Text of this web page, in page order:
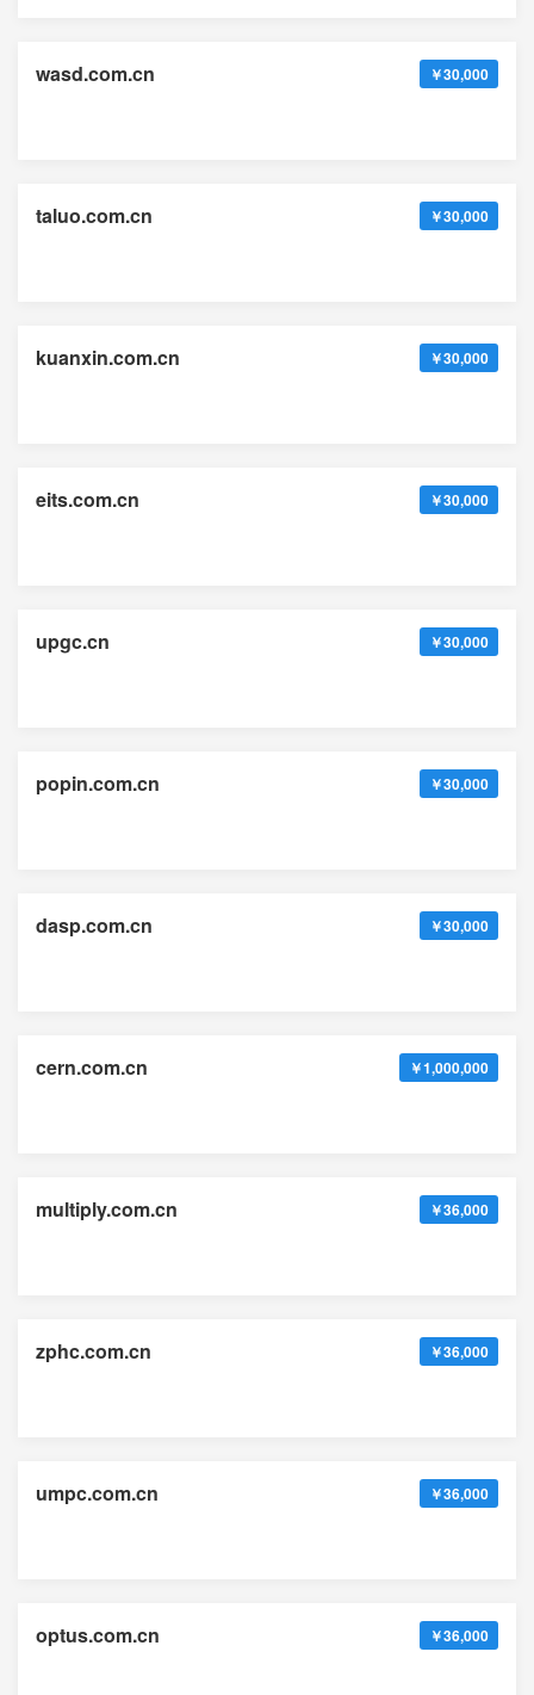
wasd.com.cn ￥30,000
taluo.com.cn ￥30,000
kuanxin.com.cn ￥30,000
eits.com.cn ￥30,000
upgc.cn ￥30,000
popin.com.cn ￥30,000
dasp.com.cn ￥30,000
cern.com.cn ￥1,000,000
multiply.com.cn ￥36,000
zphc.com.cn ￥36,000
umpc.com.cn ￥36,000
optus.com.cn ￥36,000